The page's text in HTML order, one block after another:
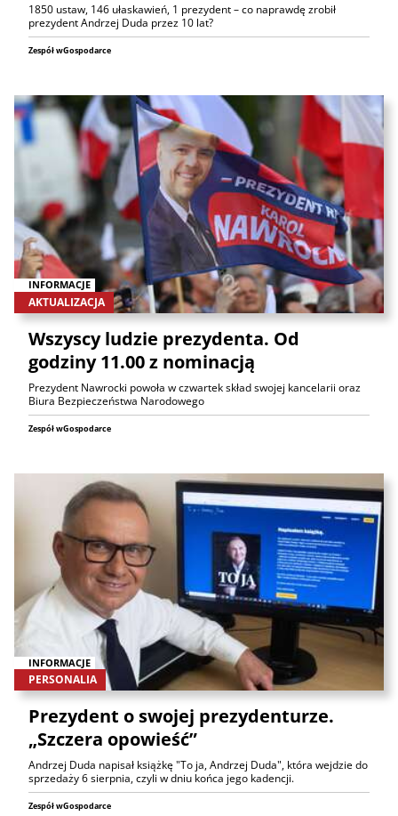
1850 ustaw, 146 ułaskawień, 1 prezydent – co naprawdę zrobił
prezydent Andrzej Duda przez 10 lat?
Zespół wGospodarce
INFORMACJE
AKTUALIZACJA
Wszyscy ludzie prezydenta. Od
godziny 11.00 z nominacją
Prezydent Nawrocki powoła w czwartek skład swojej kancelarii oraz
Biura Bezpieczeństwa Narodowego
Zespół wGospodarce
INFORMACJE
PERSONALIA
Prezydent o swojej prezydenturze.
„Szczera opowieść”
Andrzej Duda napisał książkę "To ja, Andrzej Duda", która wejdzie do
sprzedaży 6 sierpnia, czyli w dniu końca jego kadencji.
Zespół wGospodarce